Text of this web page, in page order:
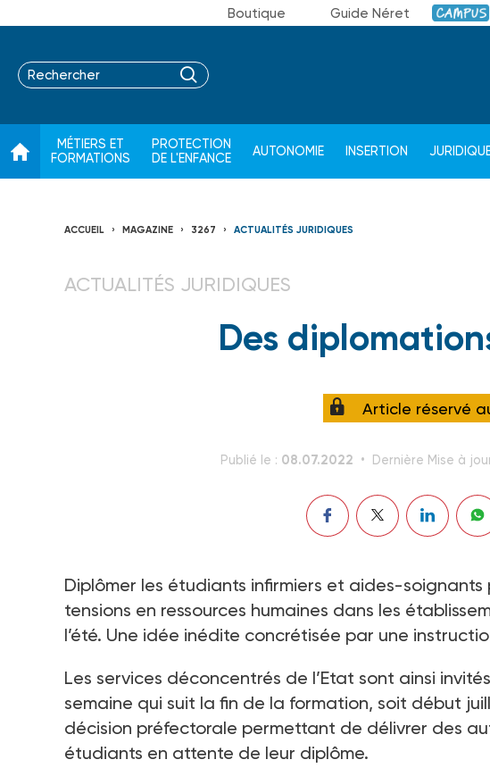
Boutique Guide Néret Campus
MÉTIERS ET
FORMATIONS
PROTECTION
DE L'ENFANCE
AUTONOMIE INSERTION
ACCUEIL MAGAZINE 3267 ACTUALITÉS JURIDIQUES
ACTUALITÉS JURIDIQUES
Des
Article réservé
Publié le : 08.07.2022 Dernière Mise à
Diplômer les étudiants infirmiers et aides-
tensions en ressources humaines dans les
l’été. Une idée inédite concrétisée par une
Les services déconcentrés de l’Etat sont ainsi
semaine qui suit la fin de la formation, soit début
décision préfectorale permettant de délivrer des
étudiants en attente de leur diplôme.